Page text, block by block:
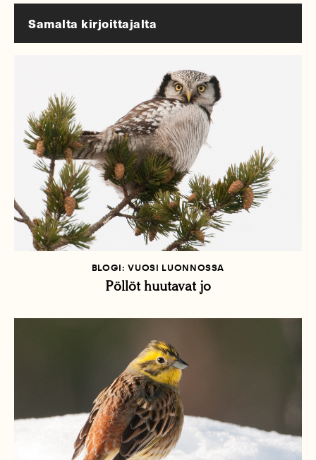
Samalta kirjoittajalta
BLOGI: VUOSI LUONNOSSA
Pöllöt huutavat jo